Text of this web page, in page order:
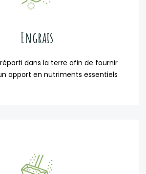
Engrais
dans la terre afin de fournir
apport en nutriments essentiels